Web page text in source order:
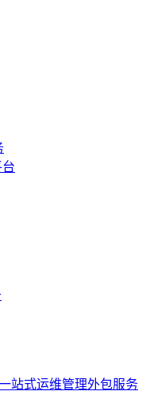
站式运维管理外包服务